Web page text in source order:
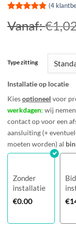
4.75op 5
gebaseerd
(4
Vanaf:€
Type zitting
Installatie op locatie
Kiesoptioneel voor
werkdagen: wij
contact op voor een
aansluiting (+
moeten worden) al
Zonder
installatie
€0.00 €